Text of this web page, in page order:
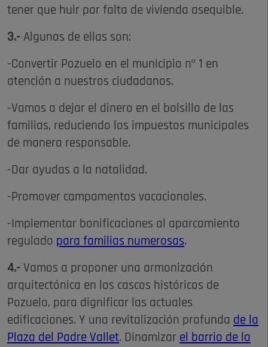
tener que huir por falta de vivienda asequible.
3.- Algunas de ellas son:
-Convertir Pozuelo en el municipio nº 1 en
atención a nuestros ciudadanos.
-Vamos a dejar el dinero en el bolsillo de las
familias, reduciendo los impuestos municipales
de manera responsable.
-Dar ayudas a la natalidad.
-Promover campamentos vacacionales.
-Implementar bonificaciones al aparcamiento
regulado para familias numerosas.
4.- Vamos a proponer una armonización
arquitectónica en los cascos históricos de
Pozuelo, para dignificar las actuales
edificaciones. Y una revitalización profunda de la
Plaza del Padre Vallet. Dinamizar el barrio de la